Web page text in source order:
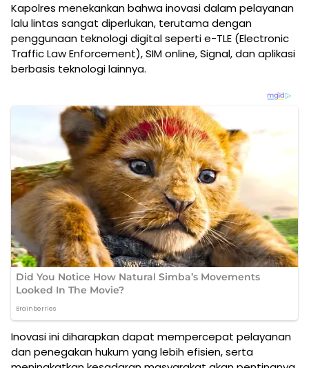
Kapolres menekankan bahwa inovasi dalam pelayanan
lalu lintas sangat diperlukan, terutama dengan
penggunaan teknologi digital seperti e-TLE (Electronic
Traffic Law Enforcement), SIM online, Signal, dan aplikasi
berbasis teknologi lainnya.
Inovasi ini diharapkan dapat mempercepat pelayanan
dan penegakan hukum yang lebih efisien, serta